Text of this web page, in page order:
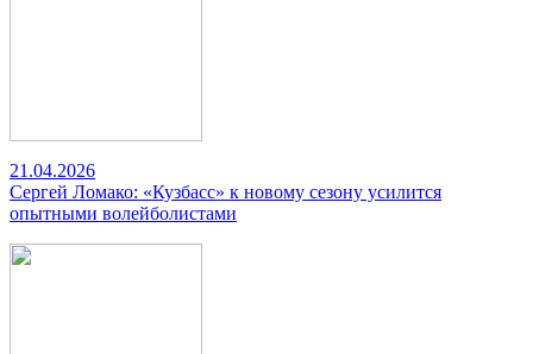
21.04.2026
Сергей Ломако: «Кузбасс» к новому сезону усилится
опытными волейболистами